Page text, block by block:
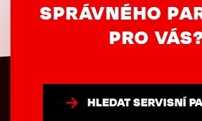
SPRÁVNÉHO
PRO
HLEDAT SERVISNÍ